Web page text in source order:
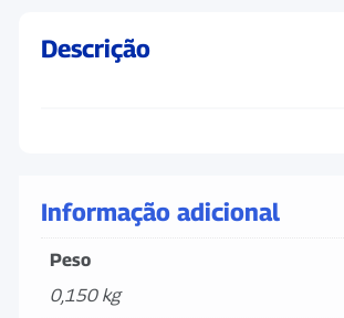
Descrição
Informação adicional
Peso
0,150 kg